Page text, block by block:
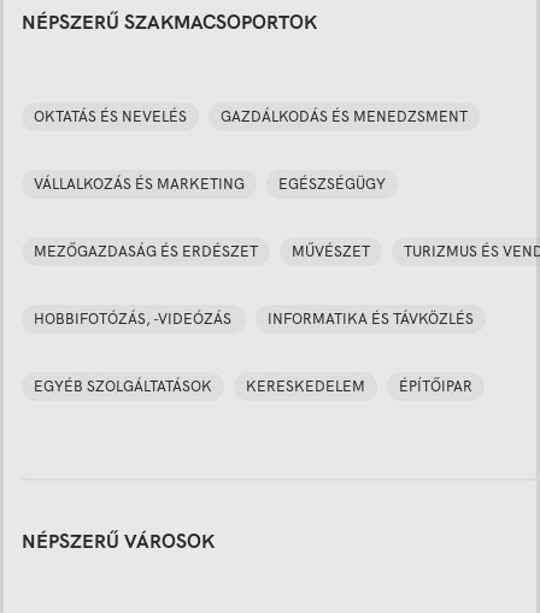
NÉPSZERŰ SZAKMACSOPORTOK
OKTATÁS ÉS NEVELÉS GAZDÁLKODÁS ÉS MENEDZSMENT
VÁLLALKOZÁS ÉS MARKETING EGÉSZSÉGÜGY
MEZŐGAZDASÁG ÉS ERDÉSZET MŰVÉSZET TURIZMUS ÉS
HOBBIFOTÓZÁS, -VIDEÓZÁS INFORMATIKA ÉS TÁVKÖZLÉS
EGYÉB SZOLGÁLTATÁSOK KERESKEDELEM ÉPÍTŐIPAR
NÉPSZERŰ VÁROSOK